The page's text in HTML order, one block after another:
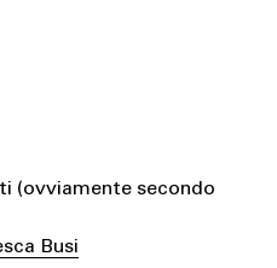
(ovviamente secondo
Busi